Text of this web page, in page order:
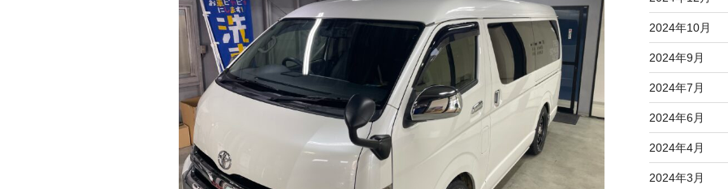
2024年10月
2024年9月
2024年7月
2024年6月
2024年4月
2024年3月